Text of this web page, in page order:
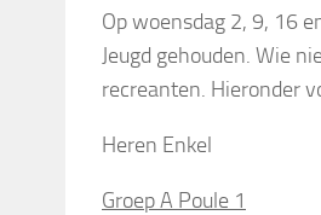
Op woensdag 2, 9, 16
Jeugd gehouden. Wie
recreanten. Hieronder
Heren Enkel
Groep A Poule 1